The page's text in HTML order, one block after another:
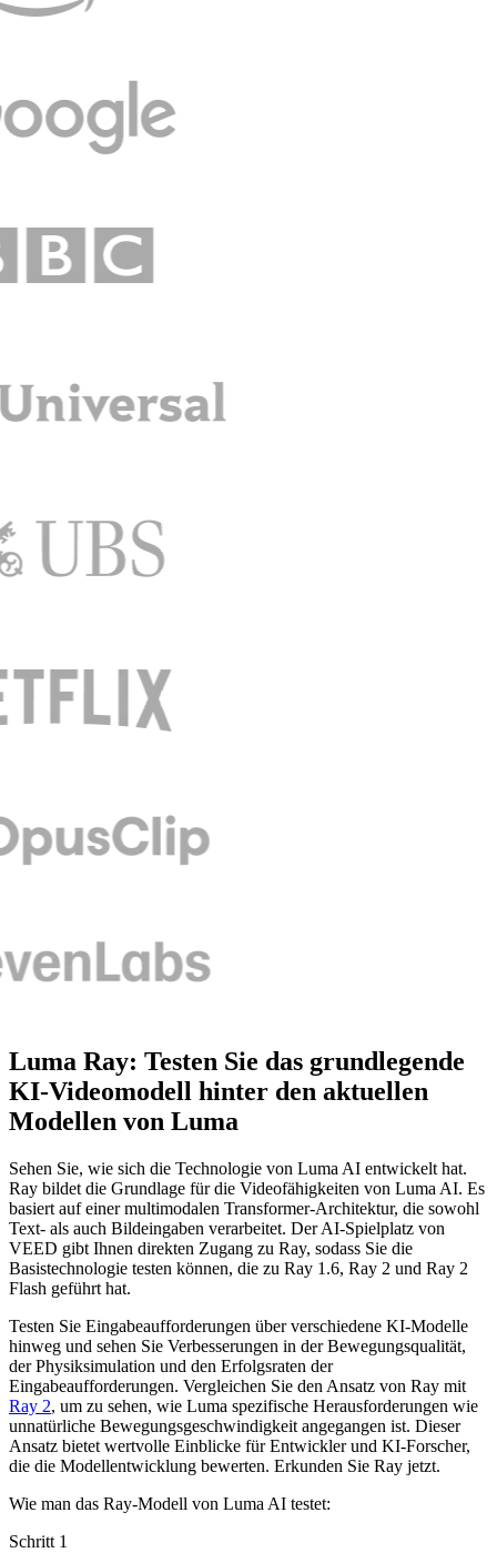
Luma Ray: Testen Sie das grundlegende
KI-Videomodell hinter den aktuellen
Modellen von Luma
Sehen Sie, wie sich die Technologie von Luma AI entwickelt hat.
Ray bildet die Grundlage für die Videofähigkeiten von Luma AI. Es
basiert auf einer multimodalen Transformer-Architektur, die sowohl
Text- als auch Bildeingaben verarbeitet. Der AI-Spielplatz von
VEED gibt Ihnen direkten Zugang zu Ray, sodass Sie die
Basistechnologie testen können, die zu Ray 1.6, Ray 2 und Ray 2
Flash geführt hat.
Testen Sie Eingabeaufforderungen über verschiedene KI-Modelle
hinweg und sehen Sie Verbesserungen in der Bewegungsqualität,
der Physiksimulation und den Erfolgsraten der
Eingabeaufforderungen. Vergleichen Sie den Ansatz von Ray mit
Ray 2, um zu sehen, wie Luma spezifische Herausforderungen wie
unnatürliche Bewegungsgeschwindigkeit angegangen ist. Dieser
Ansatz bietet wertvolle Einblicke für Entwickler und KI-Forscher,
die die Modellentwicklung bewerten. Erkunden Sie Ray jetzt.
Wie man das Ray-Modell von Luma AI testet:
Schritt 1